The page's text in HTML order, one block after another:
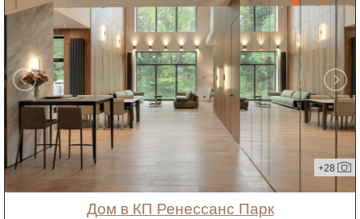
+28
дом в КП Ренессанс Парк